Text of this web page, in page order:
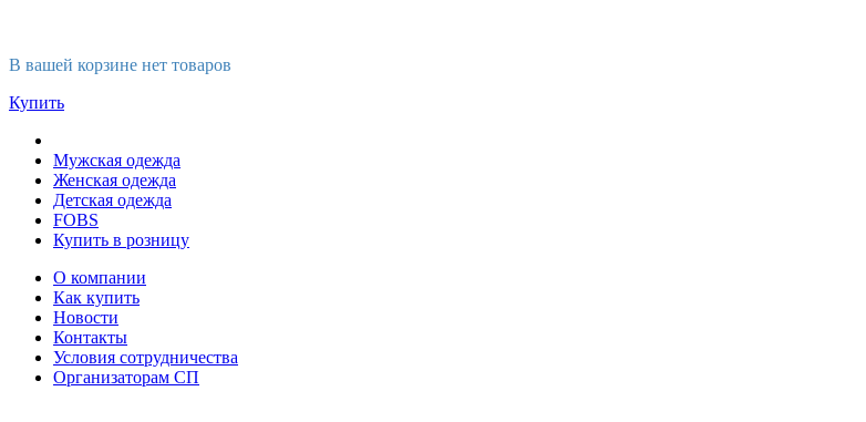
В вашей корзине нет товаров
Купить
Мужская одежда
Женская одежда
Детская одежда
FOBS
Купить в розницу
О компании
Как купить
Новости
Контакты
Условия сотрудничества
Организаторам СП